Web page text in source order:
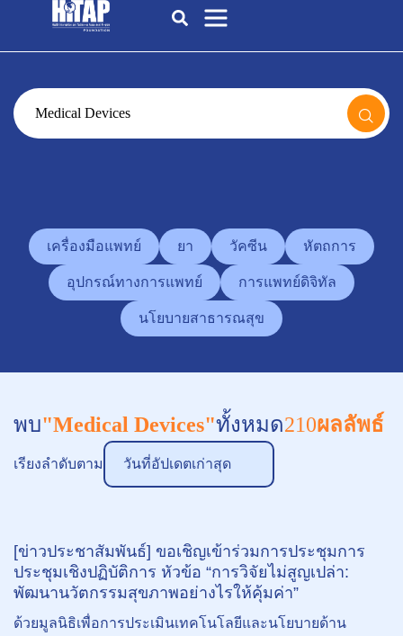
เครื่องมือแพทย์ ยา วัคซีน หัตถการ
อุปกรณ์ทางการแพทย์ การแพทย์ดิจิทัล
นโยบายสาธารณสุข
พบ"Medical Devices"ทั้งหมด210ผลลัพธ์
เรียงลำดับตาม วันที่อัปเดตเก่าสุด
[ข่าวประชาสัมพันธ์] ขอเชิญเข้าร่วมการประชุมการ
ประชุมเชิงปฏิบัติการ หัวข้อ “การวิจัยไม่สูญเปล่า:
พัฒนานวัตกรรมสุขภาพอย่างไรให้คุ้มค่า”
ด้วยมูลนิธิเพื่อการประเมินเทคโนโลยีและนโยบายด้าน